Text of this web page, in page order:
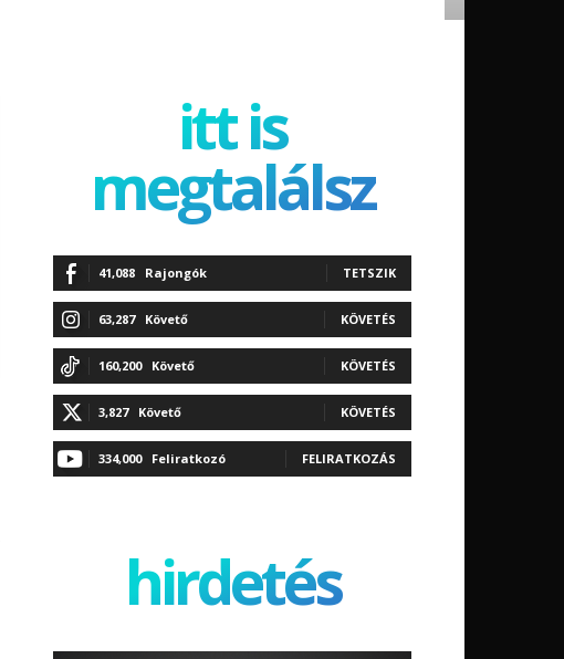
itt is
megtalálsz
41,088 Rajongók TETSZIK
63,287 Követő KÖVETÉS
160,200 Követő KÖVETÉS
3,827 Követő KÖVETÉS
334,000 Feliratkozó FELIRATKOZÁS
hirdetés